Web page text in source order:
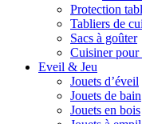
Protection
Tabliers de
Sacs à goûter
Cuisiner pour
Eveil & Jeu
Jouets d’éveil
Jouets de bain
Jouets en bois